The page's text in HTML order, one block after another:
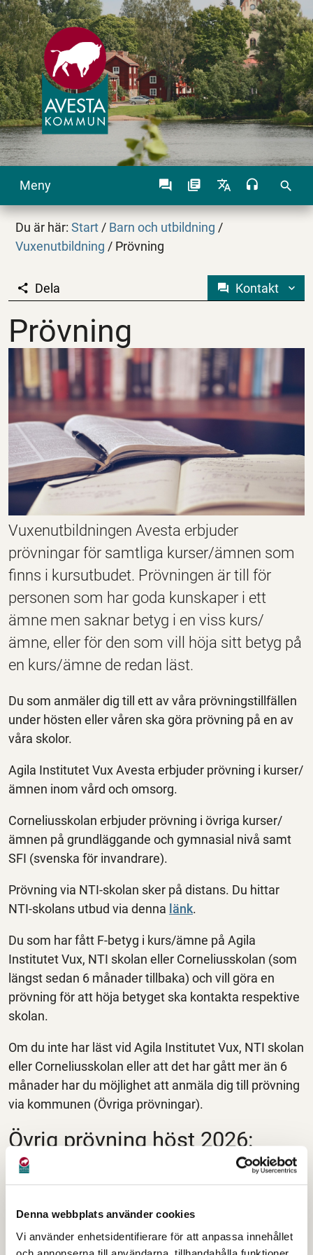
Denna webbplats använder cookies
Vi använder enhetsidentifierare för att anpassa innehållet
Meny search
Du är här:Start / Barn och utbildning /
Vuxenutbildning / Prövning
Prövning
Dela Kontakt
Prövning
Vuxenutbildningen Avesta erbjuder
prövningar för samtliga kurser/ämnen som
finns i kursutbudet. Prövningen är till för
personen som har goda kunskaper i ett
ämne men saknar betyg i en viss kurs/
ämne, eller för den som vill höja sitt betyg på
en kurs/ämne de redan läst.
Du som anmäler dig till ett av våra prövningstillfällen
under hösten eller våren ska göra prövning på en av
våra skolor.
Agila Institutet Vux Avesta erbjuder prövning i kurser/
ämnen inom vård och omsorg.
Corneliusskolan erbjuder prövning i övriga kurser/
ämnen på grundläggande och gymnasial nivå samt
SFI (svenska för invandrare).
Prövning via NTI-skolan sker på distans. Du hittar
NTI-skolans utbud via denna länk.
Du som har fått F-betyg i kurs/ämne på Agila
Institutet Vux, NTI skolan eller Corneliusskolan (som
längst sedan 6 månader tillbaka) och vill göra en
prövning för att höja betyget ska kontakta respektive
skolan.
Om du inte har läst vid Agila Institutet Vux, NTI skolan
eller Corneliusskolan eller att det har gått mer än 6
månader har du möjlighet att anmäla dig till prövning
via kommunen (Övriga prövningar).
Övrig prövning höst 2026:
OBS! Prövning via Corneliusskolan och AGILA
INSTITUTET VUX sker på plats. Prövning via NTI-
AGILA INSTITUTET VUX Avesta: vecka 45 (2